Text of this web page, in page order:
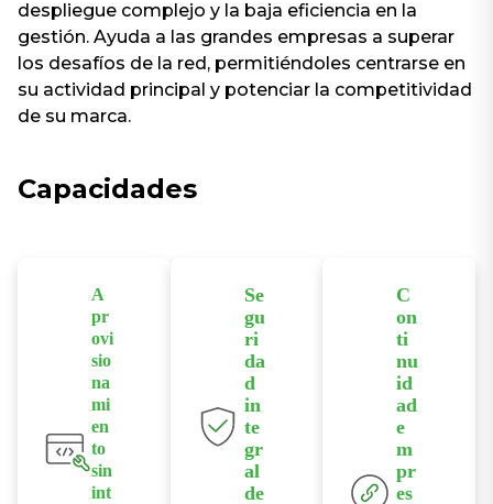
despliegue complejo y la baja eficiencia en la
gestión. Ayuda a las grandes empresas a superar
los desafíos de la red, permitiéndoles centrarse en
su actividad principal y potenciar la competitividad
de su marca.
Capacidades
A
pr
ovi
sio
na
mi
en
to
sin
int
Se
gu
ri
da
d
in
te
gr
al
de
C
on
ti
nu
id
ad
e
m
pr
es